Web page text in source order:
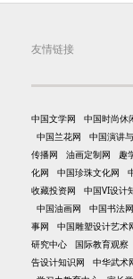
友情链接
中国文学网 中国时尚休
中国兰花网
中国演讲
传播网
油画定制网 趣
化网
中国珍珠文化网
收藏投资网
中国VI设计
中国油画网
中国书法网
事网
中国雕塑设计艺术
研究中心
国际教育观察
告设计知识网
中华武术